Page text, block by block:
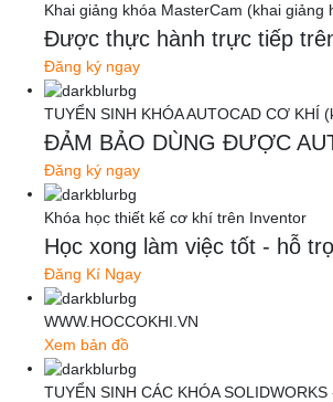
Khai giảng khóa MasterCam (khai giảng
Được thực hành trực tiếp
Đăng ký ngay
TUYỂN SINH KHÓA AUTOCAD CƠ KHÍ
ĐẢM BẢO DÙNG ĐƯỢC
Đăng ký ngay
Khóa học thiết kế cơ khí trên Inventor
Học xong làm việc tốt - hỗ
Đăng Kí Ngay
WWW.HOCCOKHI.VN
Xem bản đồ
TUYỂN SINH CÁC KHÓA